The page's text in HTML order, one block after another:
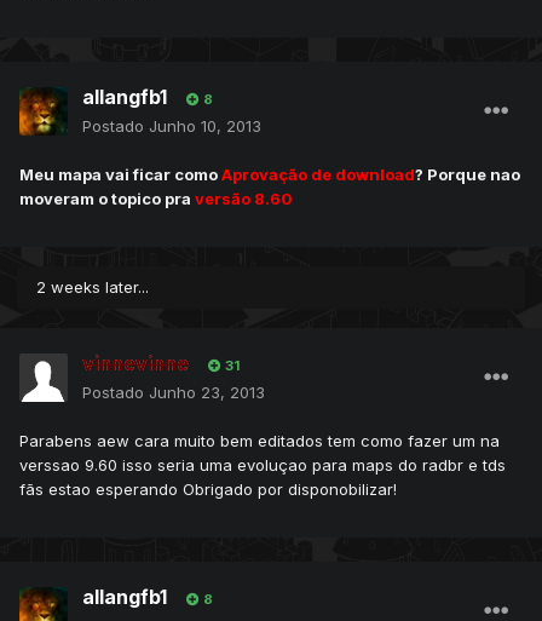
allangfb1 8
Postado Junho 10, 2013
Meu mapa vai ficar comoAprovação de download? Porque nao
moveram o topico pra versão 8.60
2 weeks later...
vinnevinne 31
Postado Junho 23, 2013
Parabens aew cara muito bem editados tem como fazer um na
verssao 9.60 isso seria uma evoluçao para maps do radbr e tds
fãs estao esperando Obrigado por disponobilizar!
allangfb1 8